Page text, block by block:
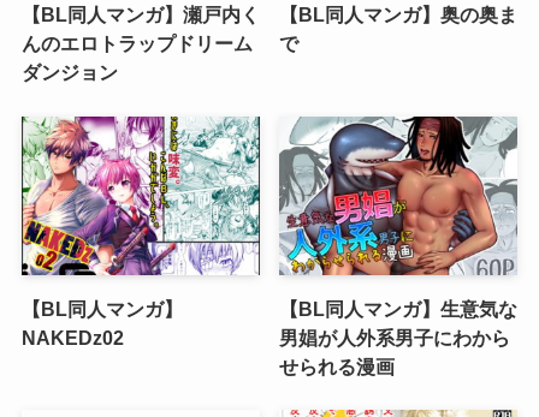
【BL同人マンガ】瀬戸内く
んのエロトラップドリーム
ダンジョン
【BL同人マンガ】奥の奥ま
で
【BL同人マンガ】
NAKEDz02
【BL同人マンガ】生意気な
男娼が人外系男子にわから
せられる漫画